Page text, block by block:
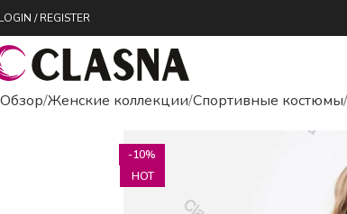
/ REGISTER
Обзор Женские коллекции Спортивные костюмы
-10%
HOT